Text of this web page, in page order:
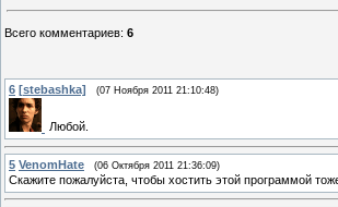
Всего комментариев: 6
6 [stebashka] (07 Ноября 2011 21:10:48)
Любой.
5 VenomHate (06 Октября 2011 21:36:09)
Скажите пожалуйста, чтобы хостить этой программой